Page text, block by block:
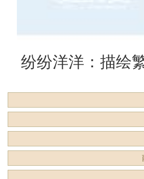
纷纷洋洋：描绘
景象的生动成